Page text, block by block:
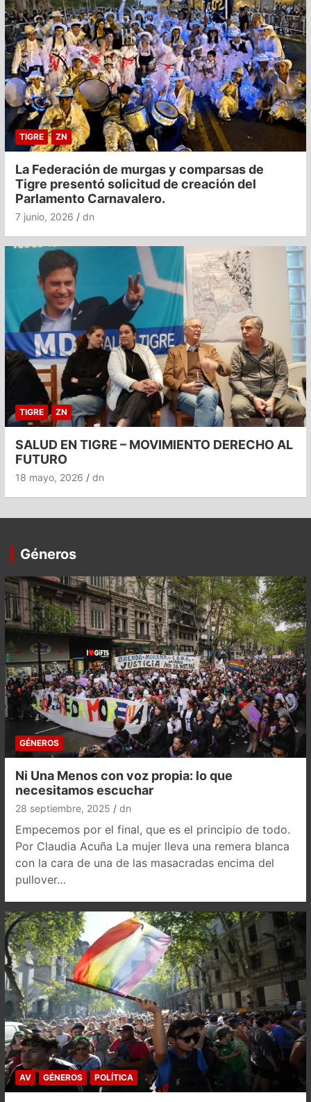
TIGRE ZN
La Federación de murgas y comparsas de
Tigre presentó solicitud de creación del
Parlamento Carnavalero.
7 junio, 2026 dn
TIGRE ZN
SALUD EN TIGRE – MOVIMIENTO DERECHO AL
FUTURO
18 mayo, 2026 dn
Géneros
GÉNEROS
Ni Una Menos con voz propia: lo que
necesitamos escuchar
28 septiembre, 2025 dn
Empecemos por el final, que es el principio de todo.
Por Claudia Acuña La mujer lleva una remera blanca
con la cara de una de las masacradas encima del
pullover…
AV GÉNEROS POLÍTICA